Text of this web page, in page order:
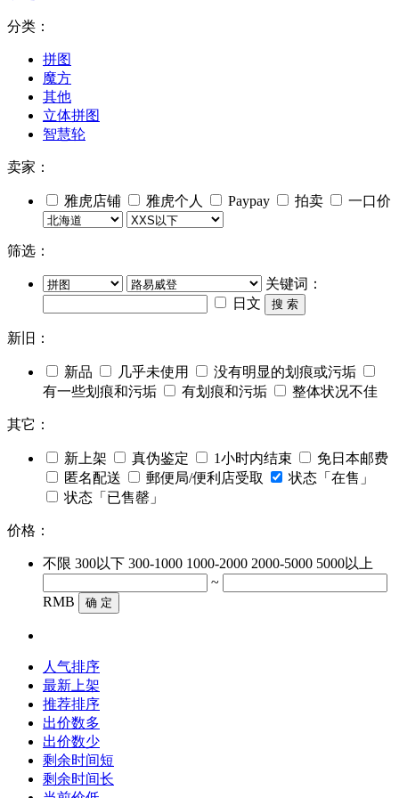
分类：
拼图
魔方
其他
立体拼图
智慧轮
卖家：
雅虎店铺 雅虎个人 Paypay 拍卖 一口价
筛选：
关键词：
日文
搜 索
新旧：
新品 几乎未使用
没有明显的划痕或污垢
有一些划痕和污垢
有划痕和污垢 整体状况不佳
其它：
新上架 真伪鉴定 1小时内结束
免日本邮费
匿名配送
郵便局/便利店受取
状态「在售」
状态「已售罄」
价格：
不限 300以下 300-1000 1000-2000 2000-5000 5000以上
~
RMB
确 定
人气排序
最新上架
推荐排序
出价数多
出价数少
剩余时间短
剩余时间长